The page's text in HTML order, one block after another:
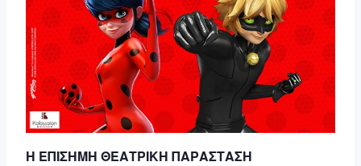
Η ΕΠΙΣΗΜΗ ΘΕΑΤΡΙΚΗ ΠΑΡΑΣΤΑΣΗ